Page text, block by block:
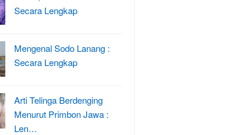
Secara Lengkap
Mengenal Sodo Lanang :
Secara Lengkap
Arti Telinga Berdenging
Menurut Primbon Jawa :
Len…